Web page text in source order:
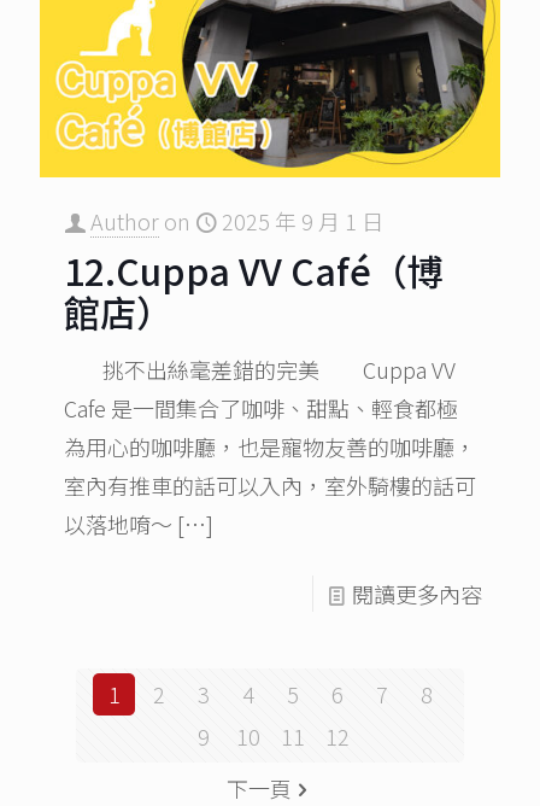
Authoron 2025 年 9 月 1 日
12.Cuppa VV Café（博
館店）
挑不出絲毫差錯的完美 Cuppa VV
Cafe 是一間集合了咖啡、甜點、輕食都極
為用心的咖啡廳，也是寵物友善的咖啡廳，
室內有推車的話可以入內，室外騎樓的話可
以落地唷～ […]
閱讀更多內容
1 2 3 4 5 6 7
8
9
10 11
12
下一頁